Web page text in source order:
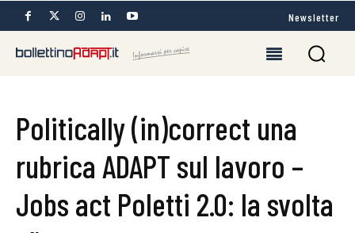
Newsletter
Politically (in)correct una
rubrica ADAPT sul lavoro –
Jobs act Poletti 2.0: la svolta